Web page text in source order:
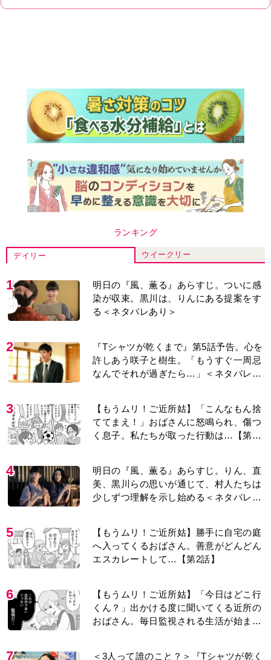
ランキング
デイリー ウイークリー
1
明日の『風、薫る』あらすじ。ついに感
染が収束。黒川は、りんにある提案をす
る＜ネタバレあり＞
2
『Tシャツが乾くまで』第5話予告。心を
許しあう咲子と樹生。「もうすぐ一周忌
なんでそれが過ぎたら…」＜ネタバレあ
3
【もうムリ！ご近所姑】「こんなもん捨
ててまえ！」おばさんに怒鳴られ、傷つ
く息子。私たちが取った行動は…【第3
4
明日の『風、薫る』あらすじ。りん、直
美、黒川らの思いが通じて、村人たちは
少しずつ理解を示し始める＜ネタバレあ
5
【もうムリ！ご近所姑】勝手に自宅の庭
へ入ってくるおばさん。善意がどんどん
エスカレートして…【第2話】
6
【もうムリ！ご近所姑】「今日はどこ行
くん？」出かける度に聞いてくる近所の
おばさん。毎日監視される生活が始ま
7
＜3人って誰のこと？＞『Tシャツが乾く